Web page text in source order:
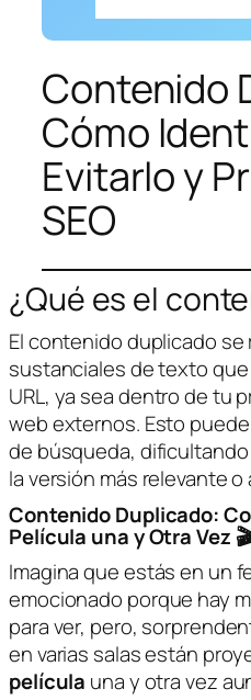
Contenido
Cómo
Evitarlo y
SEO
¿Qué es el
El contenido duplicado
sustanciales de texto
URL, ya sea dentro de tu
web externos. Esto
de búsqueda,
la versión más relevante o
Contenido Duplicado:
Película una y Otra Vez 🎬
Imagina que estás en un
emocionado porque hay
para ver, pero,
en varias salas están
película una y otra vez